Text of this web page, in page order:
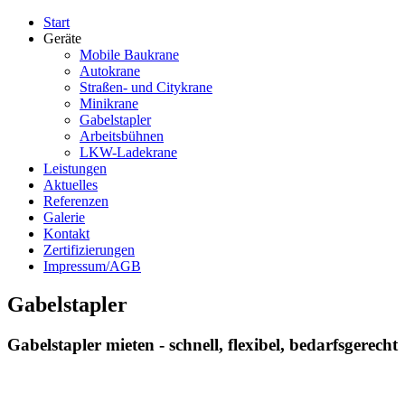
Start
Geräte
Mobile Baukrane
Autokrane
Straßen- und Citykrane
Minikrane
Gabelstapler
Arbeitsbühnen
LKW-Ladekrane
Leistungen
Aktuelles
Referenzen
Galerie
Kontakt
Zertifizierungen
Impressum/AGB
Gabelstapler
Gabelstapler mieten - schnell, flexibel, bedarfsgerecht